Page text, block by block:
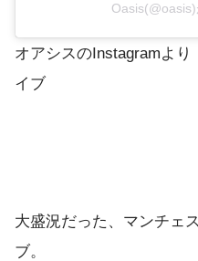
オアシスのInstagramよ
イブ
大盛況だった、マンチェ
ブ。